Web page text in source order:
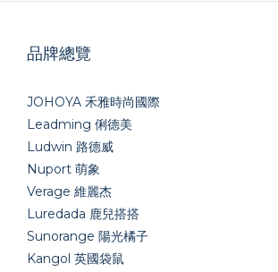
品牌總覽
JOHOYA 禾雅時尚國際
Leadming 俐德美
Ludwin 路德威
Nuport 萌象
Verage 維麗杰
Luredada 鹿兒搭搭
Sunorange 陽光橘子
Kangol 英國袋鼠